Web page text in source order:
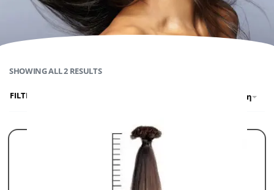
SHOWING ALL 2 RESULTS
Προκαθορισμένη ταξινόμηση
FILTER